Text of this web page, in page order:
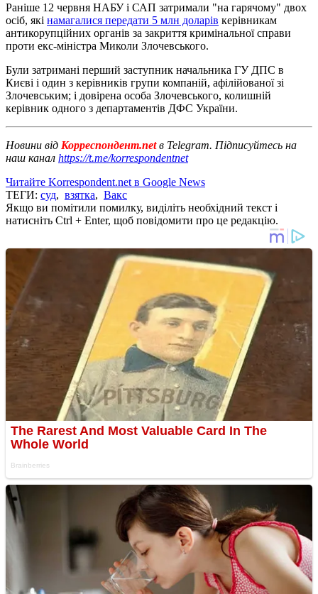
Раніше 12 червня НАБУ і САП затримали "на гарячому" двох
осіб, які намагалися передати 5 млн доларів керівникам
антикорупційних органів за закриття кримінальної справи
проти екс-міністра Миколи Злочевського.
Були затримані перший заступник начальника ГУ ДПС в
Києві і один з керівників групи компаній, афілійованої зі
Злочевським; і довірена особа Злочевського, колишній
керівник одного з департаментів ДФС України.
Новини від Корреспондент.netв Telegram. Підписуйтесь на
наш канал https://t.me/korrespondentnet
Читайте Korrespondent.net в Google News
ТЕГИ: суд, взятка, Вакс
Якщо ви помітили помилку, виділіть необхідний текст і
натисніть Ctrl + Enter, щоб повідомити про це редакцію.